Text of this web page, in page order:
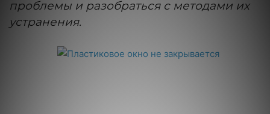
проблемы и разобраться с методами их
устранения.